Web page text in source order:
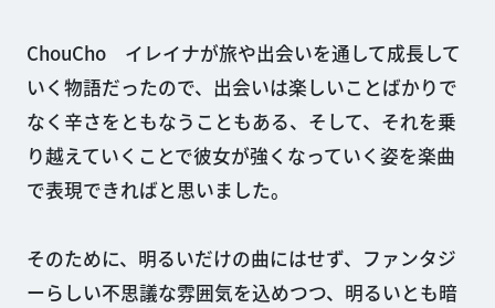
ChouCho イレイナが旅や出会いを通して成長して
いく物語だったので、出会いは楽しいことばかりで
なく辛さをともなうこともある、そして、それを乗
り越えていくことで彼女が強くなっていく姿を楽曲
で表現できればと思いました。
そのために、明るいだけの曲にはせず、ファンタジ
ーらしい不思議な雰囲気を込めつつ、明るいとも暗